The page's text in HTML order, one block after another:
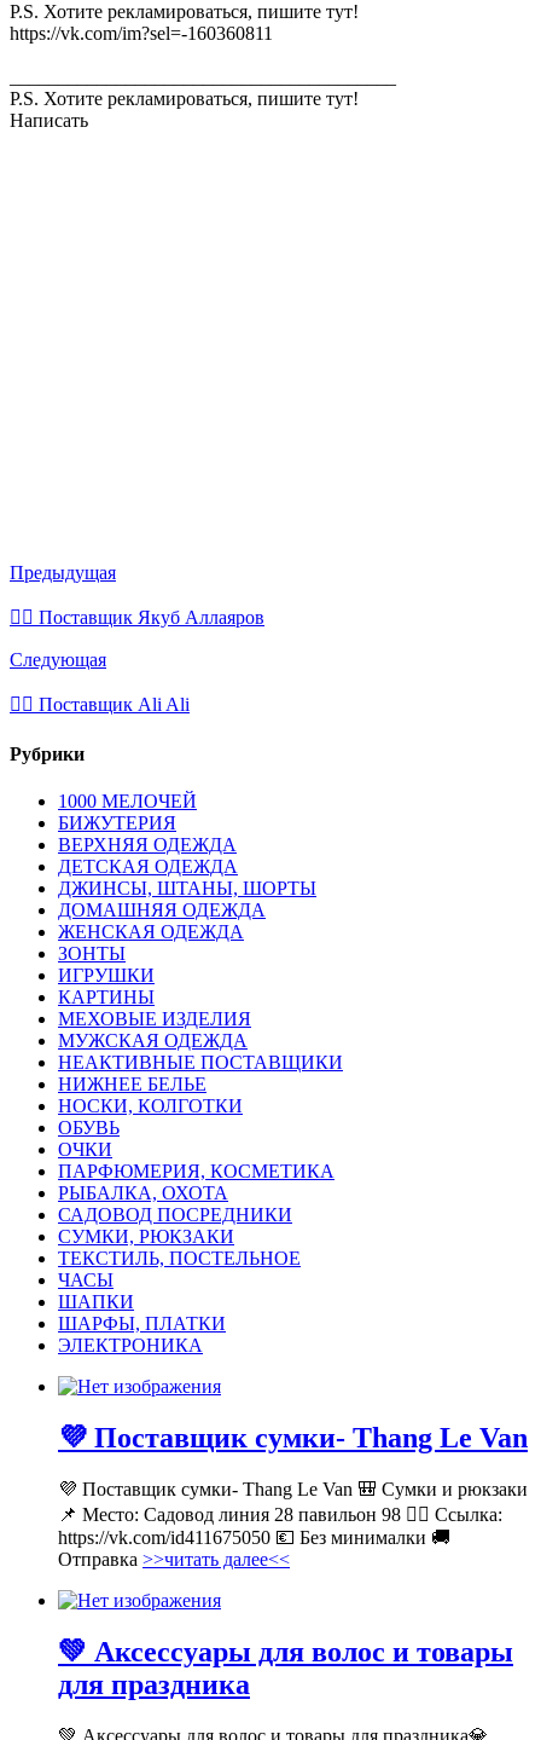
P.S. Хотите рекламироваться, пишите тут!
https://vk.com/im?sel=-160360811
P.S. Хотите рекламироваться, пишите тут!
Написать
Предыдущая
💁‍♂ Поставщик Якуб Аллаяров
Следующая
💁‍♂ Поставщик Ali Ali
Рубрики
1000 МЕЛОЧЕЙ
БИЖУТЕРИЯ
ВЕРХНЯЯ ОДЕЖДА
ДЕТСКАЯ ОДЕЖДА
ДЖИНСЫ, ШТАНЫ, ШОРТЫ
ДОМАШНЯЯ ОДЕЖДА
ЖЕНСКАЯ ОДЕЖДА
ЗОНТЫ
ИГРУШКИ
КАРТИНЫ
МЕХОВЫЕ ИЗДЕЛИЯ
МУЖСКАЯ ОДЕЖДА
НЕАКТИВНЫЕ ПОСТАВЩИКИ
НИЖНЕЕ БЕЛЬЕ
НОСКИ, КОЛГОТКИ
ОБУВЬ
ОЧКИ
ПАРФЮМЕРИЯ, КОСМЕТИКА
РЫБАЛКА, ОХОТА
САДОВОД ПОСРЕДНИКИ
СУМКИ, РЮКЗАКИ
ТЕКСТИЛЬ, ПОСТЕЛЬНОЕ
ЧАСЫ
ШАПКИ
ШАРФЫ, ПЛАТКИ
ЭЛЕКТРОНИКА
💜 Поставщик сумки- Thang Le Van
💜 Поставщик сумки- Thang Le Van 🎒 Сумки и рюкзаки
📌 Место: Садовод линия 28 павильон 98 👉🏻 Ссылка:
https://vk.com/id411675050 💶 Без минималки 🚚
Отправка >>читать далее<<
💚 Аксессуары для волос и товары
для праздника
💚 Аксессуары для волос и товары для праздника💎